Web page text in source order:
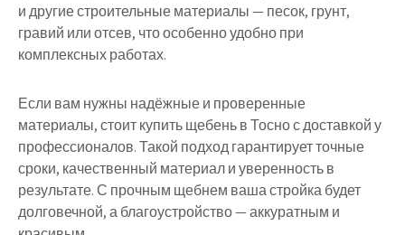
и другие строительные материалы — песок, грунт,
гравий или отсев, что особенно удобно при
комплексных работах.
Если вам нужны надёжные и проверенные
материалы, стоит купить щебень в Тосно с доставкой у
профессионалов. Такой подход гарантирует точные
сроки, качественный материал и уверенность в
результате. С прочным щебнем ваша стройка будет
долговечной, а благоустройство — аккуратным и